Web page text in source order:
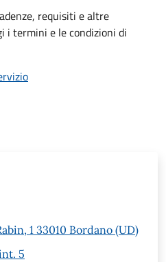
requisiti e altre
i termini e le condizioni di
1 33010 Bordano (UD)
5